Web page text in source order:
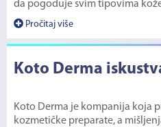
da pogoduje svim tipovima
Pročitaj više
Koto Derma
Koto Derma je kompanija koja
kozmetičke preparate, a